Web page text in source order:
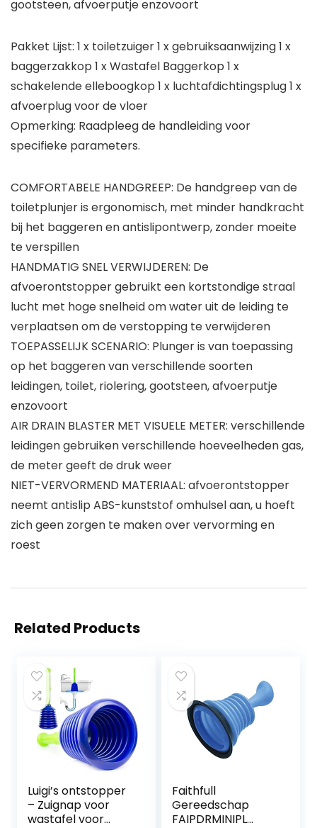
gootsteen, afvoerputje enzovoort
Pakket Lijst: 1 x toiletzuiger 1 x gebruiksaanwijzing 1 x
baggerzakkop 1 x Wastafel Baggerkop 1 x
schakelende elleboogkop 1 x luchtafdichtingsplug 1 x
afvoerplug voor de vloer
Opmerking: Raadpleeg de handleiding voor
specifieke parameters.
COMFORTABELE HANDGREEP: De handgreep van de
toiletplunjer is ergonomisch, met minder handkracht
bij het baggeren en antislipontwerp, zonder moeite
te verspillen
HANDMATIG SNEL VERWIJDEREN: De
afvoerontstopper gebruikt een kortstondige straal
lucht met hoge snelheid om water uit de leiding te
verplaatsen om de verstopping te verwijderen
TOEPASSELIJK SCENARIO: Plunger is van toepassing
op het baggeren van verschillende soorten
leidingen, toilet, riolering, gootsteen, afvoerputje
enzovoort
AIR DRAIN BLASTER MET VISUELE METER: verschillende
leidingen gebruiken verschillende hoeveelheden gas,
de meter geeft de druk weer
NIET-VERVORMEND MATERIAAL: afvoerontstopper
neemt antislip ABS-kunststof omhulsel aan, u hoeft
zich geen zorgen te maken over vervorming en
roest
Related Products
Luigi’s ontstopper
– Zuignap voor
wastafel voor
Faithfull
Gereedschap
FAIPDRMINIPL